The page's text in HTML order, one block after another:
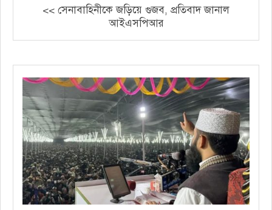
<< সেনাবাহিনীকে জড়িয়ে গুজব, প্রতিবাদ জানাল
আইএসপিআর